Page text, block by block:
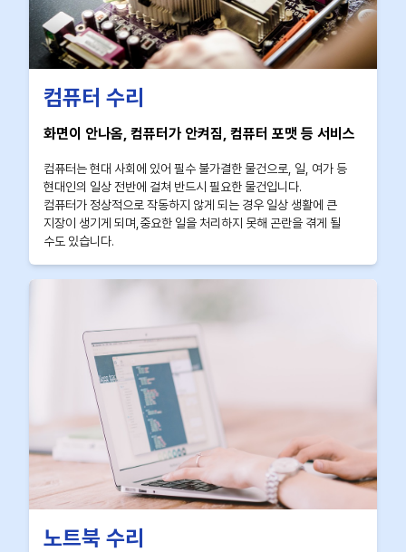
컴퓨터 수리
화면이 안나옴, 컴퓨터가 안켜짐, 컴퓨터 포맷 등 서비스
컴퓨터는 현대 사회에 있어 필수 불가결한 물건으로, 일, 여가 등
현대인의 일상 전반에 걸쳐 반드시 필요한 물건입니다.
컴퓨터가 정상적으로 작동하지 않게 되는 경우 일상 생활에 큰
지장이 생기게 되며,중요한 일을 처리하지 못해 곤란을 겪게 될
수도 있습니다.
노트북 수리